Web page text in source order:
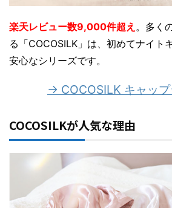
楽天レビュー数9,000件超え 。多く
る「COCOSILK」は、初めてナイト
安心なシリーズです。
→ COCOSILK キャッ
COCOSILKが人気な理由